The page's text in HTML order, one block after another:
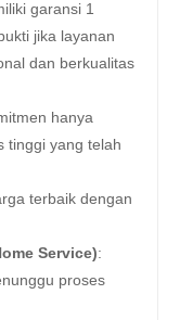
garansi 1
jika layanan
dan berkualitas
hanya
tinggi yang telah
terbaik dengan
Service):
proses